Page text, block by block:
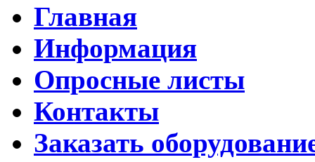
Главная
Информация
Опросные листы
Контакты
Заказать